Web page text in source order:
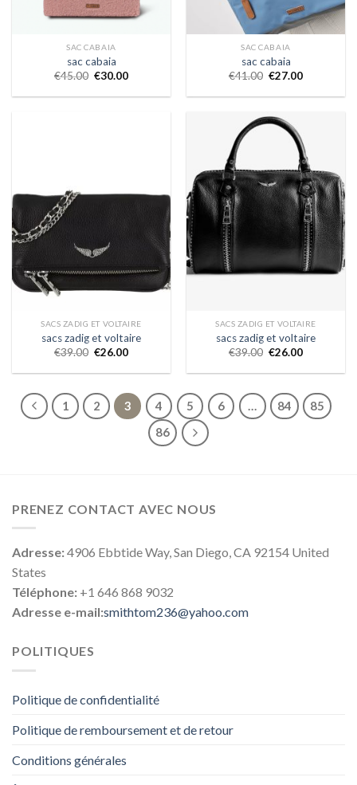
SAC CABAIA
sac cabaia
€45.00 €30.00
SAC CABAIA
sac cabaia
€41.00 €27.00
SACS ZADIG ET VOLTAIRE
sacs zadig et voltaire
€39.00 €26.00
SACS ZADIG ET VOLTAIRE
sacs zadig et voltaire
€39.00 €26.00
1 2 3 4 5 6 … 84
85
86
PRENEZ CONTACT AVEC NOUS
Adresse:4906 Ebbtide Way, San Diego, CA 92154 United
States
Téléphone: +1 646 868 9032
Adresse e-mail:smithtom236@yahoo.com
POLITIQUES
Politique de confidentialité
Politique de remboursement et de retour
Conditions générales